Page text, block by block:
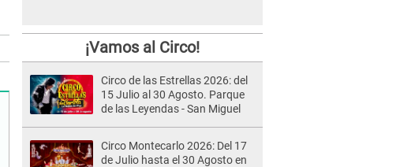
¡Vamos al Circo!
Circo de las Estrellas 2026: del
15 Julio al 30 Agosto. Parque
de las Leyendas - San Miguel
Circo Montecarlo 2026: Del 17
de Julio hasta el 30 Agosto en